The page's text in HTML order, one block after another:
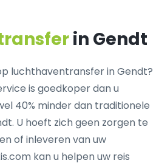
in Gendt
luchthaventransfer in Gendt?
is goedkoper dan u
40% minder dan traditionele
U hoeft zich geen zorgen te
of inleveren van uw
kan u helpen uw reis